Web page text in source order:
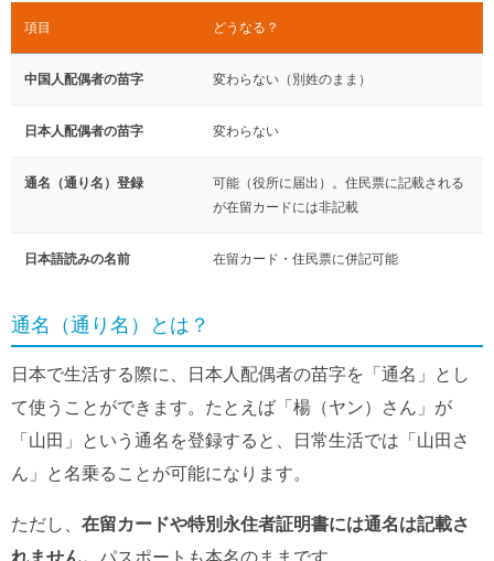
項目 どうなる？
中国人配偶者の苗字 変わらない（別姓のまま）
日本人配偶者の苗字 変わらない
通名（通り名）登録
可能（役所に届出）。住民票に記載される
が在留カードには非記載
日本語読みの名前 在留カード・住民票に併記可能
通名（通り名）とは？
日本で生活する際に、日本人配偶者の苗字を「通名」とし
て使うことができます。たとえば「楊（ヤン）さん」が
「山田」という通名を登録すると、日常生活では「山田さ
ん」と名乗ることが可能になります。
ただし、 在留カードや特別永住者証明書には通名は記載さ
れません。 パスポートも本名のままです。